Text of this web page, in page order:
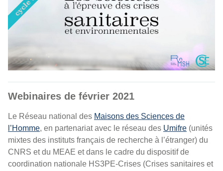
Webinaires de février 2021
Le Réseau national des Maisons des Sciences de
l’Homme, en partenariat avec le réseau des Umifre (unités
mixtes des instituts français de recherche à l’étranger) du
CNRS et du MEAE et dans le cadre du dispositif de
coordination nationale HS3PE-Crises (Crises sanitaires et